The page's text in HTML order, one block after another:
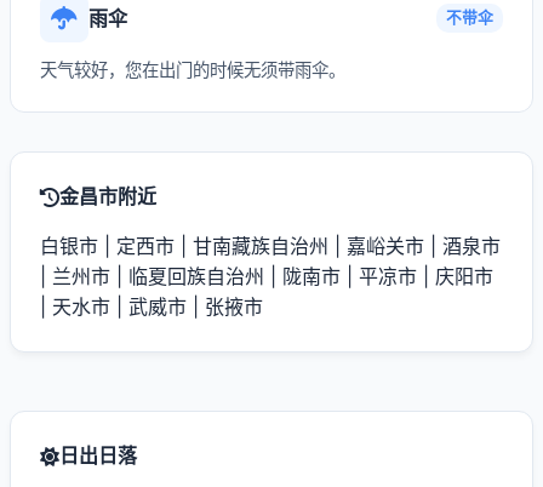
雨伞 不带伞
天气较好，您在出门的时候无须带雨伞。
金昌市附近
白银市 定西市 甘南藏族自治州 嘉峪关市
酒泉市
兰州市 临夏回族自治州 陇南市 平凉市
庆阳市
天水市 武威市 张掖市
日出日落